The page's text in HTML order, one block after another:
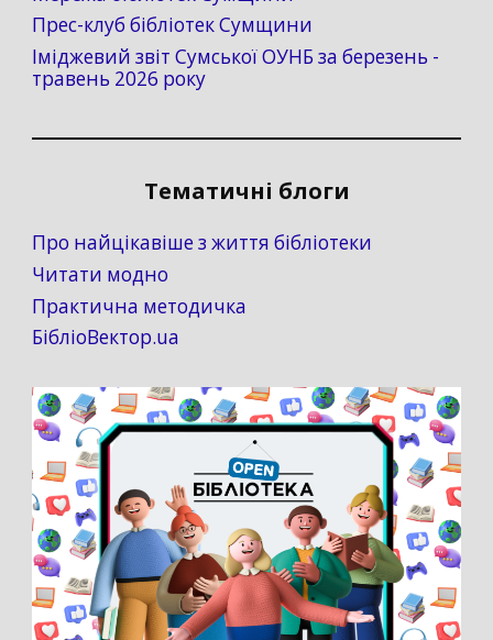
Прес-клуб бібліотек Сумщини
Іміджевий звіт Сумської ОУНБ за березень -
травень 2026 року
Тематичні блоги
Про найцікавіше з життя бібліотеки
Читати модно
Практична методичка
БібліоВектор.ua